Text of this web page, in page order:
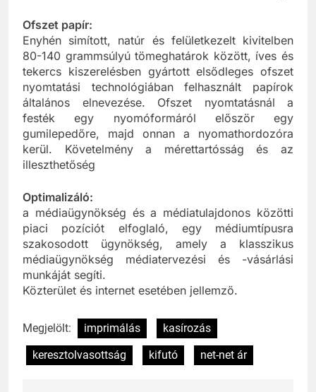
Ofszet papír:
Enyhén simított, natúr és felületkezelt kivitelben
80-140 grammsúlyú tömeghatárok között, íves és
tekercs kiszerelésben gyártott elsődleges ofszet
nyomtatási technológiában felhasznált papírok
általános elnevezése. Ofszet nyomtatásnál a
festék egy nyomóformáról először egy
gumilepedőre, majd onnan a nyomathordozóra
kerül. Követelmény a mérettartósság és az
Optimalizáló:
a médiaügynökség és a médiatulajdonos közötti
piaci pozíciót elfoglaló, egy médiumtípusra
szakosodott ügynökség, amely a klasszikus
médiaügynökség médiatervezési és -vásárlási
munkáját segíti.
imprimálás
kasírozás
keresztolvasottság
kifutó net-net ár